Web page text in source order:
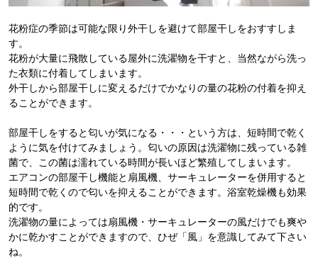
花粉症の季節は可能な限り外干しを避けて部屋干しをおすすしま
す。
花粉が大量に飛散している屋外に洗濯物を干すと、当然ながら洗っ
た衣類に付着してしまいます。
外干しから部屋干しに変えるだけでかなりの量の花粉の付着を抑え
ることができます。
部屋干しをすると匂いが気になる・・・という方は、短時間で乾く
ように気を付けてみましょう。匂いの原因は洗濯物に残っている雑
菌で、この菌は濡れている時間が長いほど繁殖してしまいます。
エアコンの部屋干し機能と扇風機、サーキュレーターを併用すると
短時間で乾くので匂いを抑えることができます。浴室乾燥機も効果
的です。
洗濯物の量によっては扇風機・サーキュレーターの風だけでも爽や
かに乾かすことができますので、ひぜ「風」を意識してみて下さい
ね。